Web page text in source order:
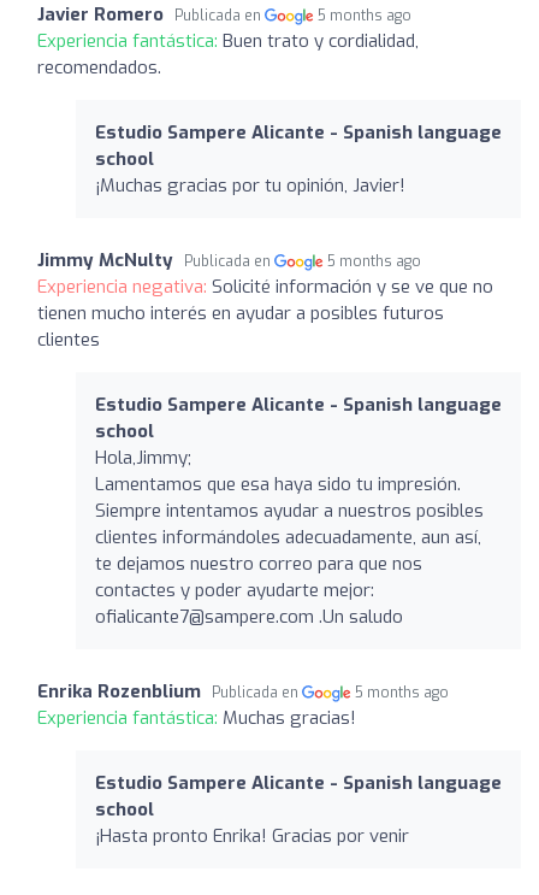
Javier Romero Publicada en 5 months ago
Experiencia fantástica: Buen trato y cordialidad,
recomendados.
Estudio Sampere Alicante - Spanish language
school
¡Muchas gracias por tu opinión, Javier!
Jimmy McNulty Publicada en 5 months ago
Experiencia negativa: Solicité información y se ve que no
tienen mucho interés en ayudar a posibles futuros
clientes
Estudio Sampere Alicante - Spanish language
school
Hola,Jimmy;
Lamentamos que esa haya sido tu impresión.
Siempre intentamos ayudar a nuestros posibles
clientes informándoles adecuadamente, aun así,
te dejamos nuestro correo para que nos
contactes y poder ayudarte mejor:
ofialicante7@sampere.com .Un saludo
Enrika Rozenblium Publicada en 5 months ago
Experiencia fantástica: Muchas gracias!
Estudio Sampere Alicante - Spanish language
school
¡Hasta pronto Enrika! Gracias por venir